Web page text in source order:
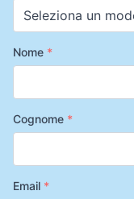
Nome *
Cognome *
Email *